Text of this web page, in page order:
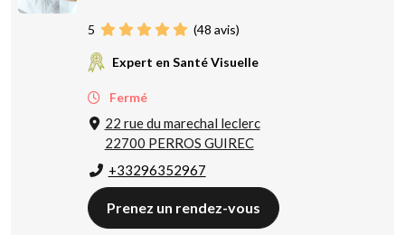
5 (48 avis)
Expert en Santé Visuelle
Fermé
22 rue du marechal leclerc
22700 PERROS GUIREC
+33296352967
Prenez un rendez-vous